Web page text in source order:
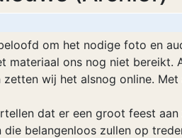
om het nodige foto en
materiaal ons nog niet bereikt.
zetten wij het alsnog online.
dat er een groot feest
belangenloos zullen op